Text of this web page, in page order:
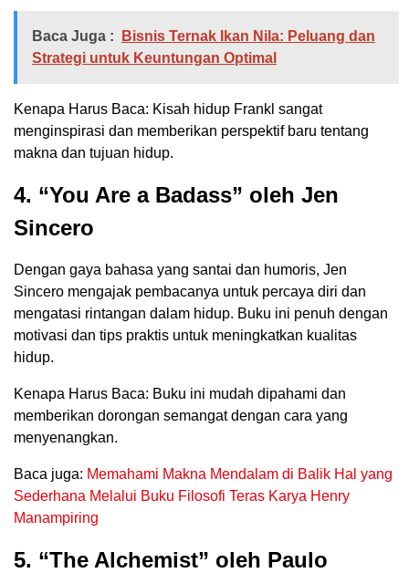
Baca Juga :
Bisnis Ternak Ikan Nila: Peluang dan
Strategi untuk Keuntungan Optimal
Kenapa Harus Baca: Kisah hidup Frankl sangat
menginspirasi dan memberikan perspektif baru tentang
makna dan tujuan hidup.
4. “You Are a Badass” oleh Jen
Sincero
Dengan gaya bahasa yang santai dan humoris, Jen
Sincero mengajak pembacanya untuk percaya diri dan
mengatasi rintangan dalam hidup. Buku ini penuh dengan
motivasi dan tips praktis untuk meningkatkan kualitas
hidup.
Kenapa Harus Baca: Buku ini mudah dipahami dan
memberikan dorongan semangat dengan cara yang
menyenangkan.
Baca juga: Memahami Makna Mendalam di Balik Hal yang
Sederhana Melalui Buku Filosofi Teras Karya Henry
Manampiring
5. “The Alchemist” oleh Paulo